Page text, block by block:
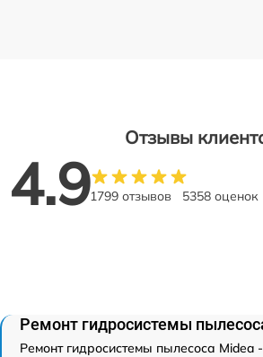
Отзывы
4.91799 отзывов 5358 оценок
Ремонт гидросистемы
Ремонт гидросистемы пылесоса Midea